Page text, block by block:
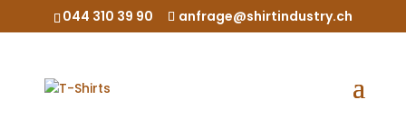
044 310 39 90 anfrage@shirtindustry.ch